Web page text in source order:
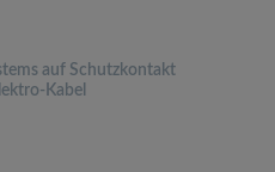
auf Schutzkontakt
Kabel